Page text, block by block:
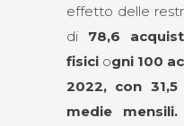
effetto delle
di 78,6
fisici ogni 100
2022, con
medie mensili.